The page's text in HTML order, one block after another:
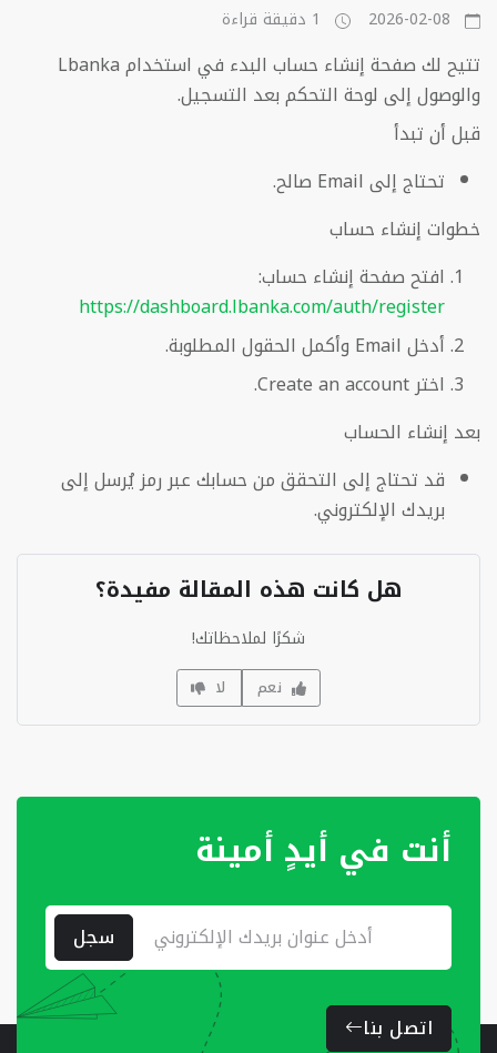
تتيح لك صفحة إنشاء حساب البدء في استخدام Lbanka
والوصول إلى لوحة التحكم بعد التسجيل.
قبل أن تبدأ
تحتاج إلى Email صالح.
خطوات إنشاء حساب
افتح صفحة إنشاء حساب:
https://dashboard.lbanka.com/auth/register
أدخل Email وأكمل الحقول المطلوبة.
اختر Create an account.
بعد إنشاء الحساب
قد تحتاج إلى التحقق من حسابك عبر رمز يُرسل إلى
بريدك الإلكتروني.
هل كانت هذه المقالة مفيدة؟
شكرًا لملاحظاتك!
نعم لا
أنت في أيدٍ أمينة
سجل
اتصل بنا